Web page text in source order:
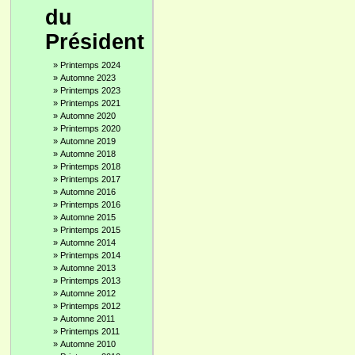
du
Président
» Printemps 2024
» Automne 2023
» Printemps 2023
» Printemps 2021
» Automne 2020
» Printemps 2020
» Automne 2019
» Automne 2018
» Printemps 2018
» Printemps 2017
» Automne 2016
» Printemps 2016
» Automne 2015
» Printemps 2015
» Automne 2014
» Printemps 2014
» Automne 2013
» Printemps 2013
» Automne 2012
» Printemps 2012
» Automne 2011
» Printemps 2011
» Automne 2010